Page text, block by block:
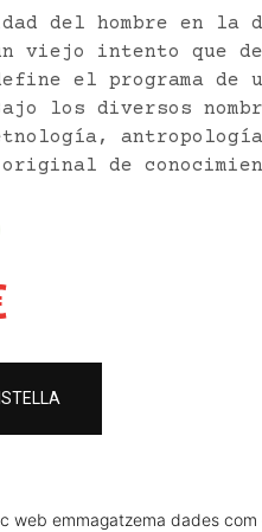
del hombre en la
viejo intento que
el programa de
los diversos
original de
web emmagatzema dades